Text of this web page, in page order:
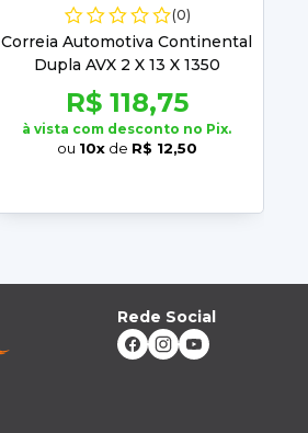
(0)
Correia Automotiva Continental
Dupla AVX 2 X 13 X 1350
R$ 118,75
à vista com desconto no Pix.
ou 10xde R$ 12,50
Rede Social